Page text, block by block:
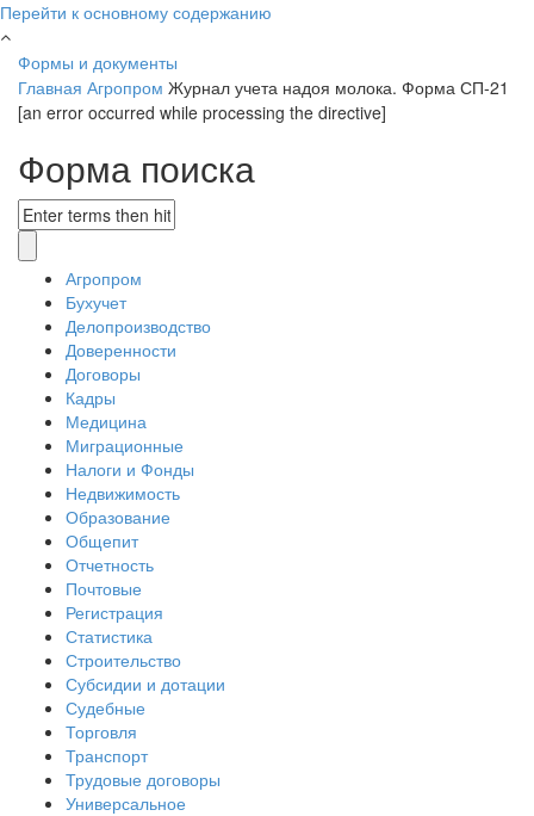
Перейти к основному содержанию
Формы и документы
Главная Агропром Журнал учета надоя молока. Форма СП-21
[an error occurred while processing the directive]
Форма поиска
Агропром
Бухучет
Делопроизводство
Доверенности
Договоры
Кадры
Медицина
Миграционные
Налоги и Фонды
Недвижимость
Образование
Общепит
Отчетность
Почтовые
Регистрация
Статистика
Строительство
Субсидии и дотации
Судебные
Торговля
Транспорт
Трудовые договоры
Универсальное